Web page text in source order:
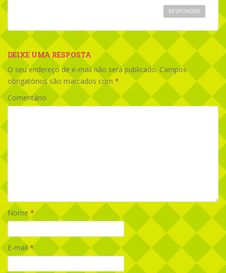
RESPONDER
DEIXE UMA RESPOSTA
O seu endereço de e-mail não será publicado. Campos
obrigatórios são marcados com *
Comentário
Nome *
E-mail*